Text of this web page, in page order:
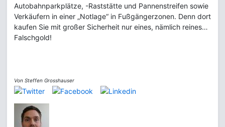
Autobahnparkplätze, -Raststätte und Pannenstreifen sowie
Verkäufern in einer „Notlage“ in Fußgängerzonen. Denn dort
kaufen Sie mit großer Sicherheit nur eines, nämlich reines…
Falschgold!
Von Steffen Grosshauser